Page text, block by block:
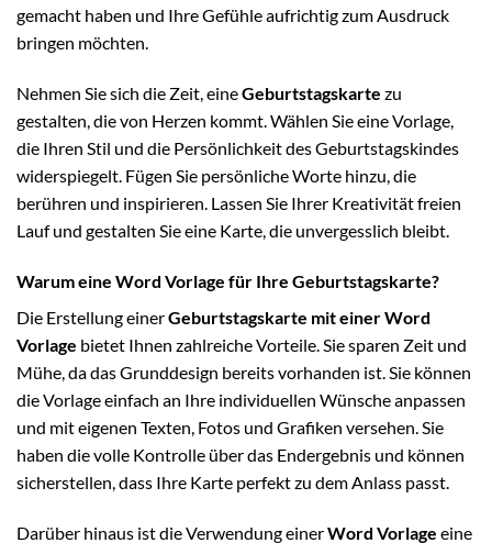
gemacht haben und Ihre Gefühle aufrichtig zum Ausdruck
bringen möchten.
Nehmen Sie sich die Zeit, eineGeburtstagskarte zu
gestalten, die von Herzen kommt. Wählen Sie eine Vorlage,
die Ihren Stil und die Persönlichkeit des Geburtstagskindes
widerspiegelt. Fügen Sie persönliche Worte hinzu, die
berühren und inspirieren. Lassen Sie Ihrer Kreativität freien
Lauf und gestalten Sie eine Karte, die unvergesslich bleibt.
Warum eine Word Vorlage für Ihre Geburtstagskarte?
Die Erstellung einerGeburtstagskarte mit einer Word
Vorlage bietet Ihnen zahlreiche Vorteile. Sie sparen Zeit und
Mühe, da das Grunddesign bereits vorhanden ist. Sie können
die Vorlage einfach an Ihre individuellen Wünsche anpassen
und mit eigenen Texten, Fotos und Grafiken versehen. Sie
haben die volle Kontrolle über das Endergebnis und können
sicherstellen, dass Ihre Karte perfekt zu dem Anlass passt.
Darüber hinaus ist die Verwendung einerWord Vorlage eine